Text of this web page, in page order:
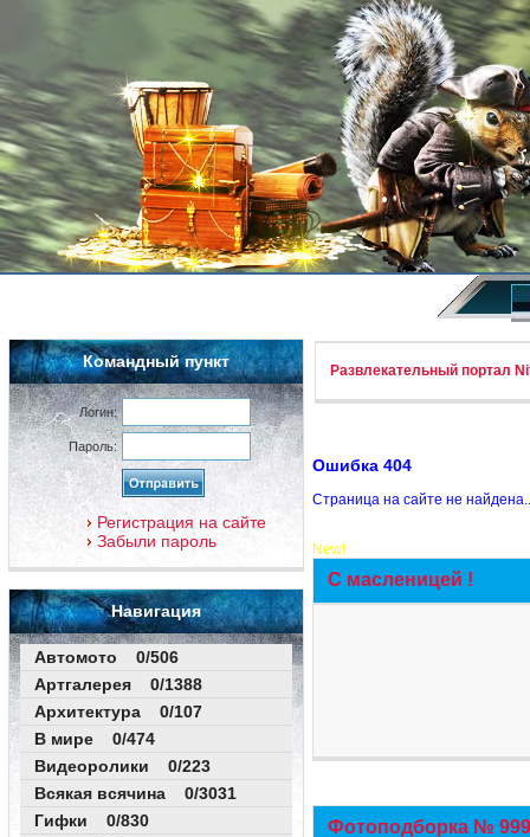
Командный пункт
Логин:
Пароль:
Регистрация на сайте
Забыли пароль
Навигация
Автомото 0/506
Артгалерея 0/1388
Архитектура 0/107
В мире 0/474
Видеоролики 0/223
Всякая всячина 0/3031
Гифки 0/830
Развлекательный портал
Ошибка 404
Страница на сайте не
New!
С масленицей !
Фотоподборка №